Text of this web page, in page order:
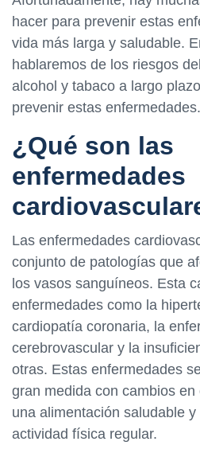
hacer para prevenir estas
vida más larga y saludable.
hablaremos de los riesgos
alcohol y tabaco a largo
prevenir estas enfermedades.
¿Qué son las
enfermedades
Las enfermedades
conjunto de patologías que
los vasos sanguíneos. Esta
enfermedades como la
cardiopatía coronaria, la
cerebrovascular y la
otras. Estas enfermedades
gran medida con cambios
una alimentación saludable
actividad física regular.